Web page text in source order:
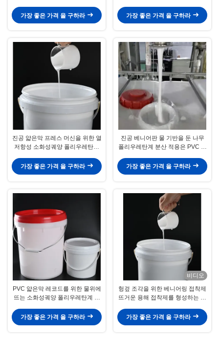
가장 좋은 가격 을 구하라
가장 좋은 가격 을 구하라
진공 얇은막 프레스 머신을 위한 열
저항성 소화성궤양 폴리우레탄계
가장 좋은 가격 을 구하라
진공 베니어판 물 기반을 둔 나무
폴리우레탄계 분산 적용은 PVC 접
가장 좋은 가격 을 구하라
PVC 얇은막 레코드를 위한 물위에
뜨는 소화성궤양 폴리우레탄계 분
가장 좋은 가격 을 구하라
비디오
헝겊 조각을 위한 베니어링 접착제
뜨거운 용해 접착제를 형성하는 다
가장 좋은 가격 을 구하라